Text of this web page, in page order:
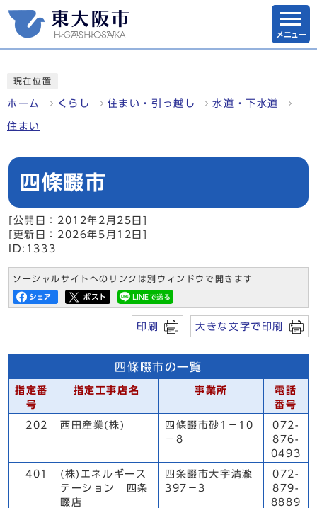
メニュー
現在位置
ホーム くらし 住まい・引っ越し 水道・下水道
住まい
四條畷市
[公開日：2012年2月25日]
[更新日：2026年5月12日]
ID:1333
ソーシャルサイトへのリンクは別ウィンドウで開きます
印刷 大きな文字で印刷
四條畷市の一覧
指定番
号
指定工事店名 事業所
電話
番号
202 西田産業(株)
四條畷市砂1－10
－8
072-
876-
0493
401
(株)エネルギース
テーション 四条
畷店
四条畷市大字清瀧
397－3
072-
879-
8889